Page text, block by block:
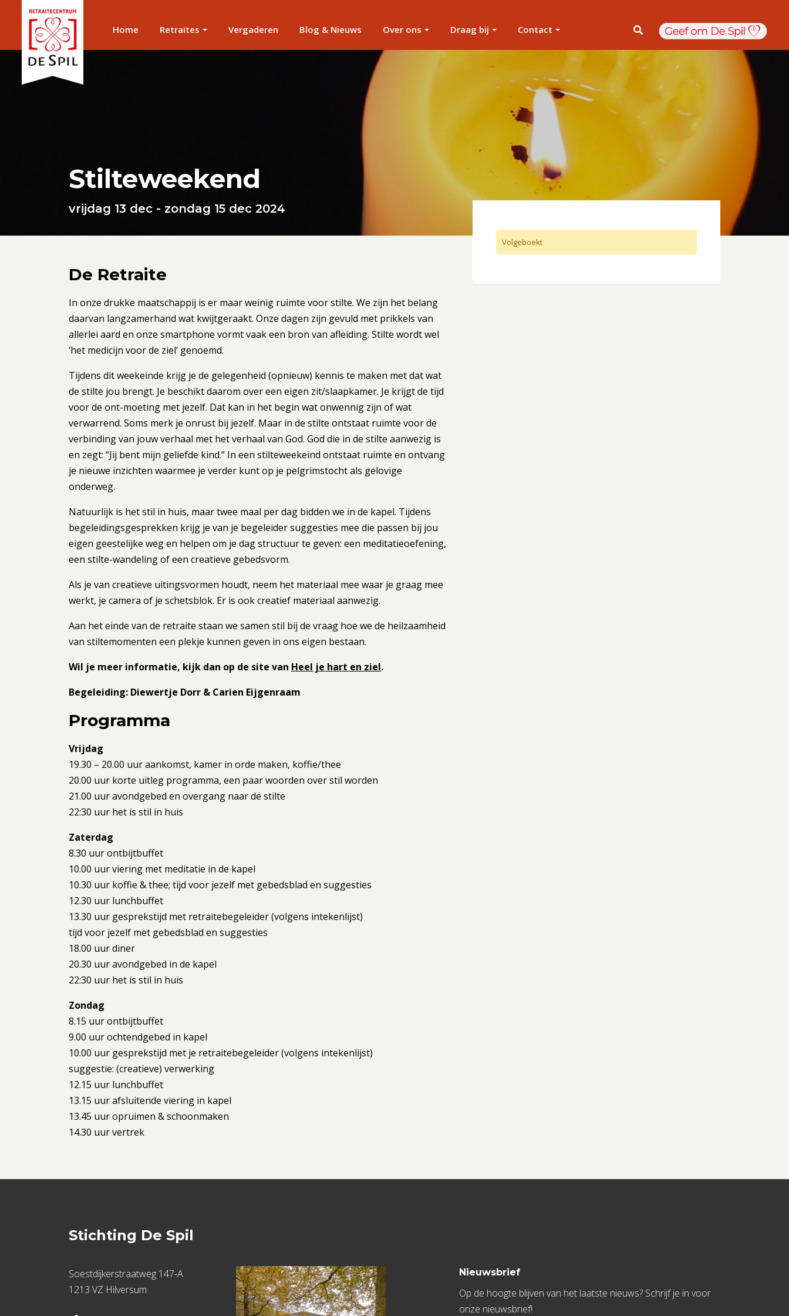
Home Retraites Vergaderen Blog & Nieuws Over ons Draag bij Contact
Stilteweekend
vrijdag 13 dec - zondag 15 dec 2024
De Retraite
In onze drukke maatschappij is er maar weinig ruimte voor stilte. We zijn het belang
daarvan langzamerhand wat kwijtgeraakt. Onze dagen zijn gevuld met prikkels van
allerlei aard en onze smartphone vormt vaak een bron van afleiding. Stilte wordt wel
‘het medicijn voor de ziel’ genoemd.
Tijdens dit weekeinde krijg je de gelegenheid (opnieuw) kennis te maken met dat wat
de stilte jou brengt. Je beschikt daarom over een eigen zit/slaapkamer. Je krijgt de tijd
voor de ont-moeting met jezelf. Dat kan in het begin wat onwennig zijn of wat
verwarrend. Soms merk je onrust bij jezelf. Maar in de stilte ontstaat ruimte voor de
verbinding van jouw verhaal met het verhaal van God. God die in de stilte aanwezig is
en zegt: “Jij bent mijn geliefde kind.” In een stilteweekeind ontstaat ruimte en ontvang
je nieuwe inzichten waarmee je verder kunt op je pelgrimstocht als gelovige
onderweg.
Natuurlijk is het stil in huis, maar twee maal per dag bidden we in de kapel. Tijdens
begeleidingsgesprekken krijg je van je begeleider suggesties mee die passen bij jou
eigen geestelijke weg en helpen om je dag structuur te geven: een meditatieoefening,
een stilte-wandeling of een creatieve gebedsvorm.
Als je van creatieve uitingsvormen houdt, neem het materiaal mee waar je graag mee
werkt, je camera of je schetsblok. Er is ook creatief materiaal aanwezig.
Aan het einde van de retraite staan we samen stil bij de vraag hoe we de heilzaamheid
van stiltemomenten een plekje kunnen geven in ons eigen bestaan.
Wil je meer informatie, kijk dan op de site van Heel je hart en ziel.
Begeleiding: Diewertje Dorr & Carien Eijgenraam
Programma
Vrijdag
19.30 – 20.00 uur aankomst, kamer in orde maken, koffie/thee
20.00 uur korte uitleg programma, een paar woorden over stil worden
21.00 uur avondgebed en overgang naar de stilte
22:30 uur het is stil in huis
Zaterdag
8.30 uur ontbijtbuffet
10.00 uur viering met meditatie in de kapel
10.30 uur koffie & thee; tijd voor jezelf met gebedsblad en suggesties
12.30 uur lunchbuffet
13.30 uur gesprekstijd met retraitebegeleider (volgens intekenlijst)
tijd voor jezelf met gebedsblad en suggesties
18.00 uur diner
20.30 uur avondgebed in de kapel
22:30 uur het is stil in huis
Zondag
8.15 uur ontbijtbuffet
9.00 uur ochtendgebed in kapel
10.00 uur gesprekstijd met je retraitebegeleider (volgens intekenlijst)
suggestie: (creatieve) verwerking
12.15 uur lunchbuffet
13.15 uur afsluitende viering in kapel
13.45 uur opruimen & schoonmaken
14.30 uur vertrek
Volgeboekt
Stichting De Spil
Soestdijkerstraatweg 147-A
1213 VZ Hilversum
Nieuwsbrief
Op de hoogte blijven van het laatste nieuws? Schrijf je in voor
onze nieuwsbrief!